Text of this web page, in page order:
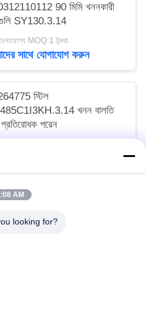
90 মিমি খননকারী
SY130.3.14
MOQ:1 টুকরা
সাথে যোগাযোগ করুন
স্টিল
খনন বালতি
প্রতিরোধক পরেন
AM
looking for?